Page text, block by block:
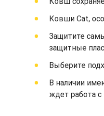
Ковши Cat,
Защитите
защитные
Выберите
В наличии
ждет работа